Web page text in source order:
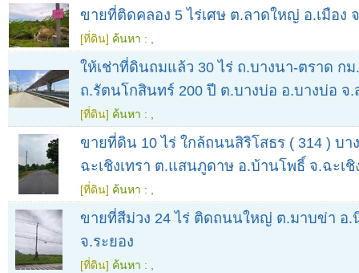
ขายที่ติดคลอง 5 ไร่เศษ ต.ลาดใหญ่ อ.เมือง
[ที่ดิน] ค้นหา :
ให้เช่าที่ดินถมแล้ว 30 ไร่ ถ.บางนา-ตราด กม
ถ.รัตนโกสินทร์ 200 ปี ต.บางบ่อ อ.บางบ่อ จ.
[ที่ดิน] ค้นหา :
ขายที่ดิน 10 ไร่ ใกล้ถนนสิริโสธร ( 314 ) บา
ฉะเชิงเทรา ต.แสนภูดาษ อ.บ้านโพธิ์ จ.ฉะเชิ
[ที่ดิน] ค้นหา :
ขายที่สีม่วง 24 ไร่ ติดถนนใหญ่ ต.มาบข่า
จ.ระยอง
[ที่ดิน] ค้นหา :